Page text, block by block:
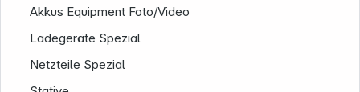
Akkus Equipment Foto/Video
Ladegeräte Spezial
Netzteile Spezial